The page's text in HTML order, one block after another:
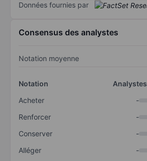
Données fournies par
Consensus des analystes
Notation moyenne
Notation
Analystes
Acheter
-
Renforcer
-
Conserver
-
Alléger
-